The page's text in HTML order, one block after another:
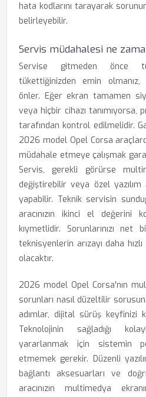
hata kodlarını tarayarak
belirleyebilir.
Servis müdahalesi ne
Servise gitmeden önce
tükettiğinizden emin olmanız,
önler. Eğer ekran tamamen
veya hiçbir cihazı
tarafından kontrol edilmelidir.
2026 model Opel Corsa
müdahale etmeye çalışmak
Servis, gerekli görürse
değiştirebilir veya özel
yapabilir. Teknik servisin
aracınızın ikinci el değerini
kıymetlidir. Sorunlarınızı
teknisyenlerin arızayı daha
olacaktır.
2026 model Opel Corsa'nın
sorunları nasıl düzeltilir
adımlar, dijital sürüş keyfinizi
Teknolojinin sağladığı
yararlanmak için sistemin
etmemek gerekir. Düzenli
bağlantı aksesuarları ve
aracınızın multimedya